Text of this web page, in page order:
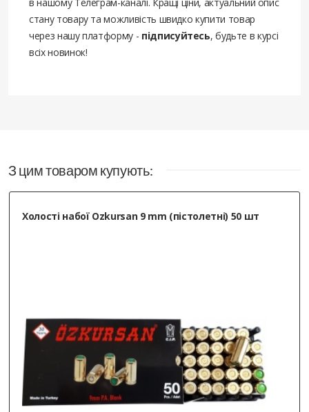
в нашому Телеграм-каналі. Кращі ціни, актуальний опис
стану товару та можливість швидко купити товар
через нашу платформу - підписуйтесь, будьте в курсі
всіх новинок!
моделі в наявності зараз немає. Аналогі є,
наприклад Стартовий пістолет TT SUR.
Можна замовити.»
З цим товаром купують:
Холості набої Ozkursan 9 mm (пістолетні) 50 шт